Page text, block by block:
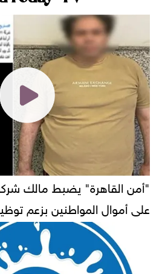
"أمن القاهرة" يضبط مالك
على أموال المواطنين بزعم